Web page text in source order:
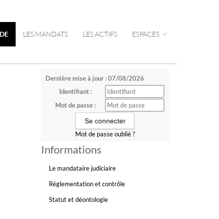
LES MANDATS LES ACTIFS ESPACES
Dernière mise à jour : 07/08/2026
Identifiant :
Mot de passe :
Mot de passe oublié ?
Informations
Le mandataire judiciaire
Réglementation et contrôle
Statut et déontologie